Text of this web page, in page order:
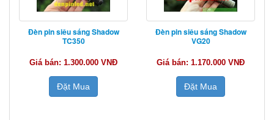
Đèn pin siêu sáng Shadow
TC350
Giá bán: 1.300.000 VNĐ
Đặt Mua
Đèn pin siêu sáng Shadow
VG20
Giá bán: 1.170.000 VNĐ
Đặt Mua